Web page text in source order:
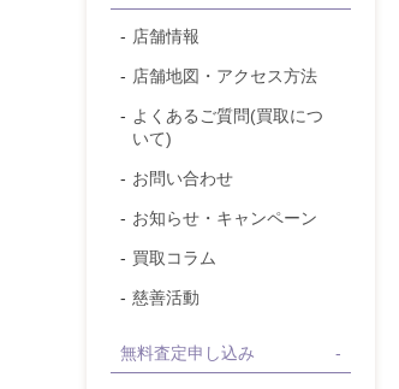
店舗情報
店舗地図・アクセス方法
よくあるご質問(買取につ
いて)
お問い合わせ
お知らせ・キャンペーン
買取コラム
慈善活動
無料査定申し込み